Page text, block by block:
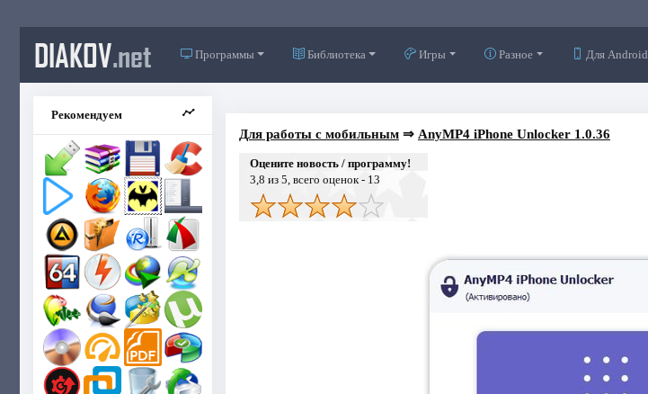
DIAKOV.net Программы Библиотека Игры Разное Для Android
Рекомендуем
Для работы с мобильным⇒ AnyMP4 iPhone Unlocker 1.0.36
Оцените новость / программу!
3,8 из 5, всего оценок - 13